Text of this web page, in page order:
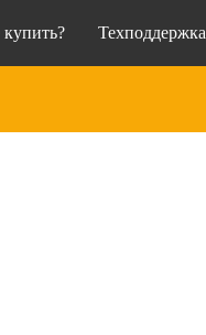
купить? Техподдержка